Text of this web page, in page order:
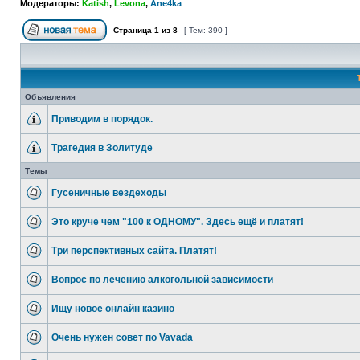
Модераторы: Katish, Levona, Ane4ka
Страница 1 из 8 [ Тем: 390 ]
Объявления
Приводим в порядок.
Трагедия в Золитуде
Темы
Гусеничные вездеходы
Это круче чем "100 к ОДНОМУ". Здесь ещё и платят!
Три перспективных сайта. Платят!
Вопрос по лечению алкогольной зависимости
Ищу новое онлайн казино
Очень нужен совет по Vavada